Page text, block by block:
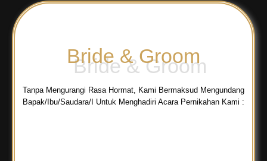
Bride & Groom
Tanpa Mengurangi Rasa Hormat, Kami Bermaksud Mengundang
Bapak/Ibu/Saudara/I Untuk Menghadiri Acara Pernikahan Kami :